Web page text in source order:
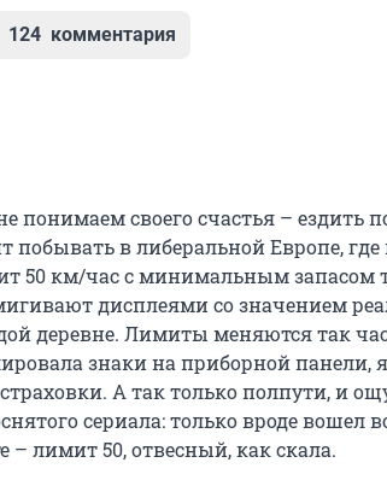
124 комментария
понимаем своего счастья – ездить
побывать в либеральной Европе,
50 км/час с минимальным запасом
дисплеями со значением
деревне. Лимиты меняются так
знаки на приборной панели,
А так только полпути, и
сериала: только вроде вошел
– лимит 50, отвесный, как скала.